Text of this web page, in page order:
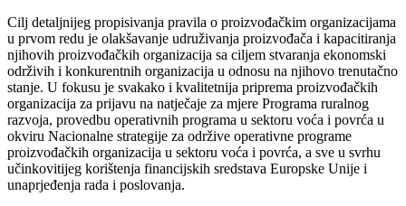
Cilj detaljnijeg propisivanja pravila o proizvođačkim organizacijama
u prvom redu je olakšavanje udruživanja proizvođača i kapacitiranja
njihovih proizvođačkih organizacija sa ciljem stvaranja ekonomski
održivih i konkurentnih organizacija u odnosu na njihovo trenutačno
stanje. U fokusu je svakako i kvalitetnija priprema proizvođačkih
organizacija za prijavu na natječaje za mjere Programa ruralnog
razvoja, provedbu operativnih programa u sektoru voća i povrća u
okviru Nacionalne strategije za održive operativne programe
proizvođačkih organizacija u sektoru voća i povrća, a sve u svrhu
učinkovitijeg korištenja financijskih sredstava Europske Unije i
unaprjeđenja rada i poslovanja.